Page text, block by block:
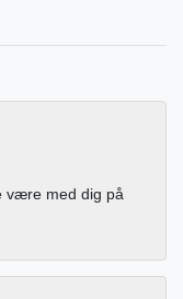
være med dig på